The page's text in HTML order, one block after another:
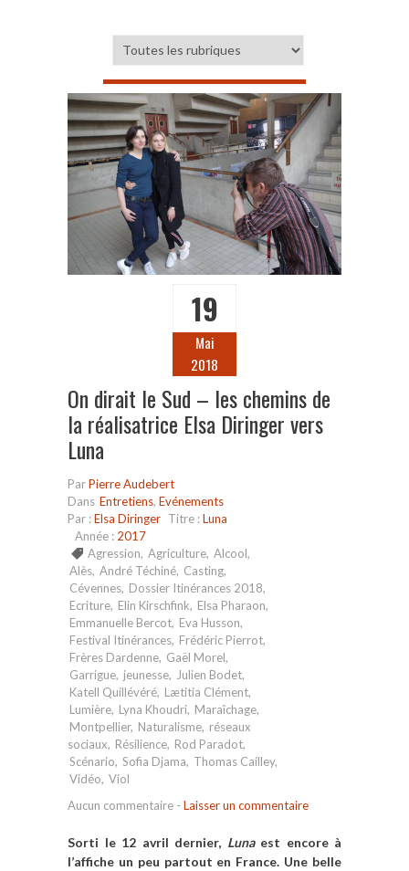
19
Mai
2018
On dirait le Sud – les chemins de
la réalisatrice Elsa Diringer vers
Luna
ParPierre Audebert
Dans Entretiens, Evénements
Par :Elsa Diringer Titre :Luna
Année : 2017
Agression, Agriculture, Alcool,
Alès, André Téchiné, Casting,
Cévennes, Dossier Itinérances 2018,
Ecriture, Elin Kirschfink, Elsa Pharaon,
Emmanuelle Bercot, Eva Husson,
Festival Itinérances, Frédéric Pierrot,
Frères Dardenne, Gaël Morel,
Garrigue, jeunesse, Julien Bodet,
Katell Quillévéré, Lætitia Clément,
Lumière, Lyna Khoudri, Maraîchage,
Montpellier, Naturalisme, réseaux
sociaux, Résilience, Rod Paradot,
Scénario, Sofia Djama, Thomas Cailley,
Vidéo, Viol
Aucun commentaire - Laisser un commentaire
Sorti le 12 avril dernier, Lunaest encore à
l’affiche un peu partout en France. Une belle